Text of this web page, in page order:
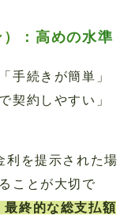
：高めの水準
手続きが簡単」
契約しやすい」
利を提示された場
ことが大切で
最終的な総支払額